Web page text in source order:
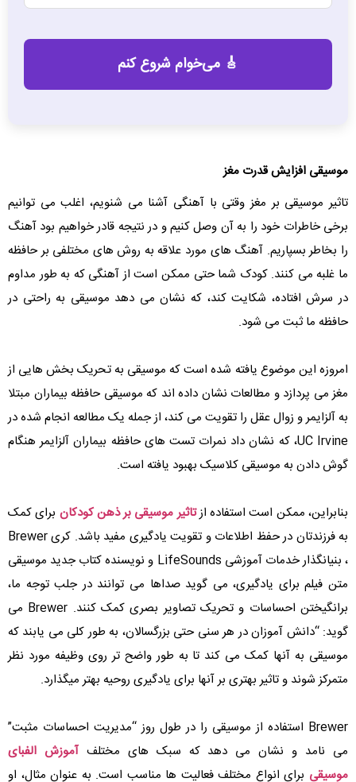
موسیقی افزایش قدرت مغز
تاثیر موسیقی بر مغز وقتی با آهنگی آشنا می شنویم، اغلب می توانیم
برخی خاطرات خود را به آن وصل کنیم و در نتیجه قادر خواهیم بود آهنگ
را بخاطر بسپاریم. آهنگ های مورد علاقه به روش های مختلفی بر حافظه
ما غلبه می کنند. کودک شما حتی ممکن است از آهنگی که به طور مداوم
در سرش افتاده، شکایت کند، که نشان می دهد موسیقی به راحتی در
حافظه ما ثبت می شود.
امروزه این موضوع یافته شده است که موسیقی به تحریک بخش هایی از
مغز می پردازد و مطالعات نشان داده اند که موسیقی حافظه بیماران مبتلا
به آلزایمر و زوال عقل را تقویت می کند، از جمله یک مطالعه انجام شده در
UC Irvine، که نشان داد نمرات تست های حافظه بیماران آلزایمر هنگام
گوش دادن به موسیقی کلاسیک بهبود یافته است.
بنابراین، ممکن است استفاده ازتاثیر موسیقی بر ذهن کودکان برای کمک
به فرزندتان در حفظ اطلاعات و تقویت یادگیری مفید باشد. کری Brewer
، بنیانگذار خدمات آموزشی LifeSounds و نویسنده کتاب جدید موسیقی
متن فیلم برای یادگیری، می گوید صداها می توانند در جلب توجه ما،
برانگیختن احساسات و تحریک تصاویر بصری کمک کنند. Brewer می
گوید: “دانش آموزان در هر سنی حتی بزرگسالان، به طور کلی می یابند که
موسیقی به آنها کمک می کند تا به طور واضح تر روی وظیفه مورد نظر
متمرکز شوند و تاثیر بهتری بر آنها برای یادگیری روحیه بهتر میگذارد.
Brewer استفاده از موسیقی را در طول روز “مدیریت احساسات مثبت”
می نامد و نشان می دهد که سبک های مختلفآموزش الفبای
موسیقی برای انواع مختلف فعالیت ها مناسب است. به عنوان مثال، او